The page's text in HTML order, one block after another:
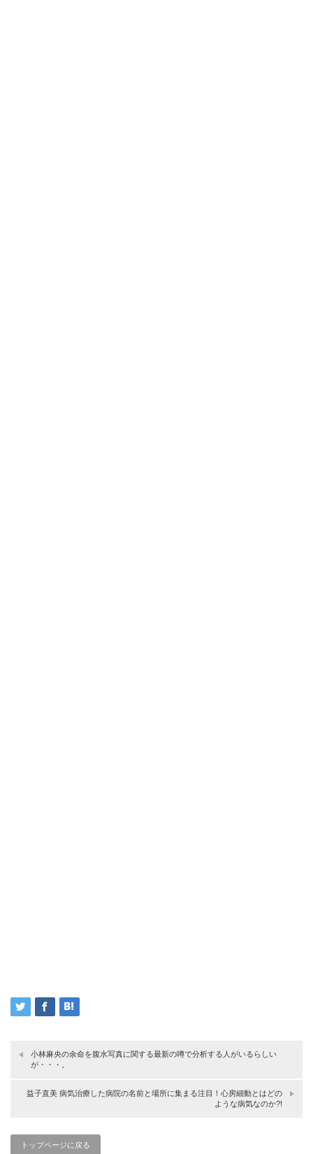
小林麻央の余命を腹水写真に関する最新の噂で分析する人がいるらしい
が・・・。
益子直美 病気治療した病院の名前と場所に集まる注目！心房細動とはどの
ような病気なのか?!
トップページに戻る